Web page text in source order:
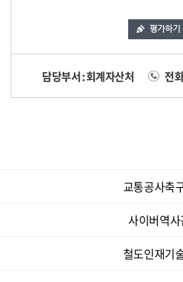
담당부서 : 회계자산처 전
교통공사축
사이버역사
철도인재기